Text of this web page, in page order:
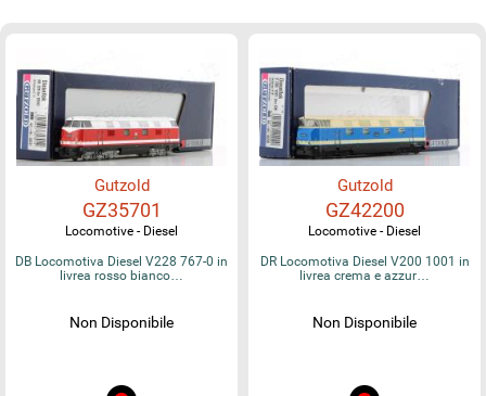
Gutzold
GZ35701
Locomotive - Diesel
DB Locomotiva Diesel V228 767-0 in
livrea rosso bianco…
Non Disponibile
Gutzold
GZ42200
Locomotive - Diesel
DR Locomotiva Diesel V200 1001 in
livrea crema e azzur…
Non Disponibile